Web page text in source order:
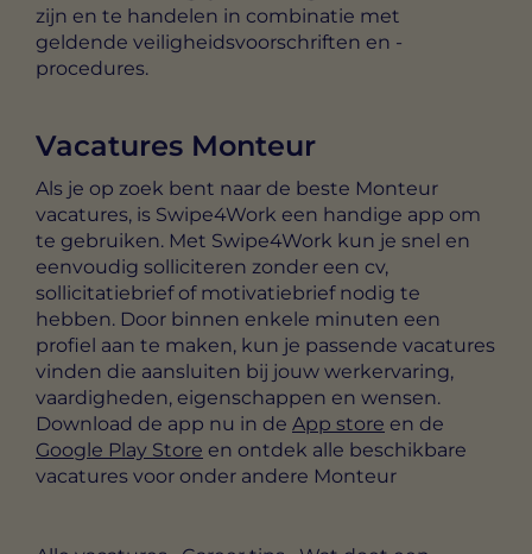
zijn en te handelen in combinatie met
geldende veiligheidsvoorschriften en -
procedures.
Vacatures Monteur
Als je op zoek bent naar de beste Monteur
vacatures, is Swipe4Work een handige app om
te gebruiken. Met Swipe4Work kun je snel en
eenvoudig solliciteren zonder een cv,
sollicitatiebrief of motivatiebrief nodig te
hebben. Door binnen enkele minuten een
profiel aan te maken, kun je passende vacatures
vinden die aansluiten bij jouw werkervaring,
vaardigheden, eigenschappen en wensen.
Download de app nu in de App store en de
Google Play Store en ontdek alle beschikbare
vacatures voor onder andere Monteur